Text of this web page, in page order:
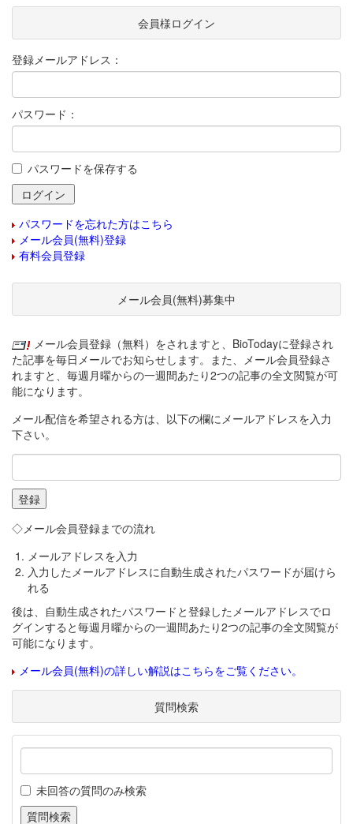
会員様ログイン
登録メールアドレス：
パスワード：
パスワードを保存する
パスワードを忘れた方はこちら
メール会員(無料)登録
有料会員登録
メール会員(無料)募集中
メール会員登録（無料）をされますと、BioTodayに登録され
た記事を毎日メールでお知らせします。また、メール会員登録さ
れますと、毎週月曜からの一週間あたり2つの記事の全文閲覧が可
能になります。
メール配信を希望される方は、以下の欄にメールアドレスを入力
下さい。
◇メール会員登録までの流れ
メールアドレスを入力
入力したメールアドレスに自動生成されたパスワードが届けら
れる
後は、自動生成されたパスワードと登録したメールアドレスでロ
グインすると毎週月曜からの一週間あたり2つの記事の全文閲覧が
可能になります。
メール会員(無料)の詳しい解説はこちらをご覧ください。
質問検索
未回答の質問のみ検索